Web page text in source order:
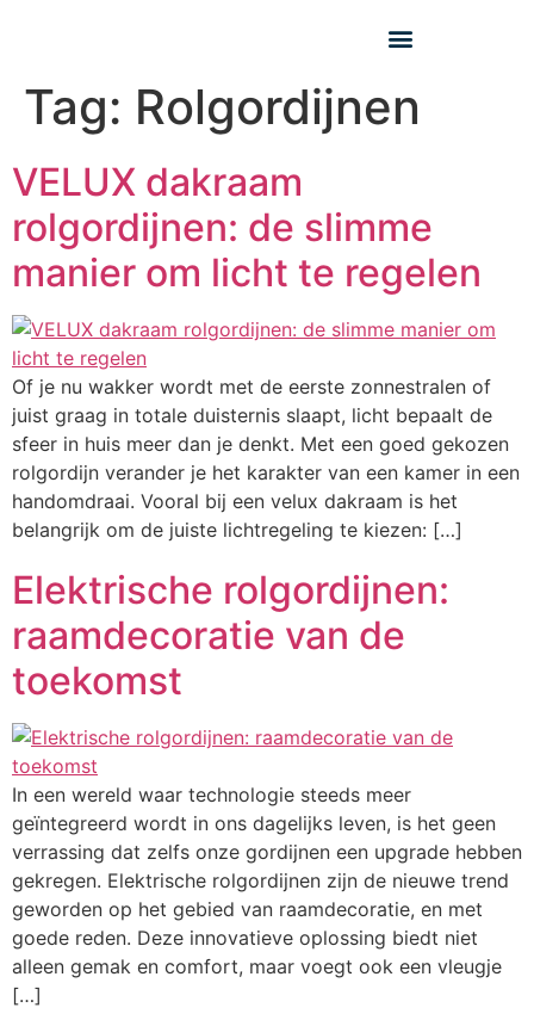
Tag: Rolgordijnen
VELUX dakraam
rolgordijnen: de slimme
manier om licht te regelen
Of je nu wakker wordt met de eerste zonnestralen of
juist graag in totale duisternis slaapt, licht bepaalt de
sfeer in huis meer dan je denkt. Met een goed gekozen
rolgordijn verander je het karakter van een kamer in een
handomdraai. Vooral bij een velux dakraam is het
belangrijk om de juiste lichtregeling te kiezen: […]
Elektrische rolgordijnen:
raamdecoratie van de
toekomst
In een wereld waar technologie steeds meer
geïntegreerd wordt in ons dagelijks leven, is het geen
verrassing dat zelfs onze gordijnen een upgrade hebben
gekregen. Elektrische rolgordijnen zijn de nieuwe trend
geworden op het gebied van raamdecoratie, en met
goede reden. Deze innovatieve oplossing biedt niet
alleen gemak en comfort, maar voegt ook een vleugje
[…]